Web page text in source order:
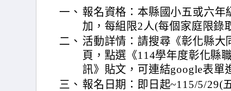
一、 報名資格：本縣國小五或六年
加，每組限2人(每個家庭限錄
二、 活動詳情：請搜尋《彰化縣大
頁，點選《114學年度彰化縣
訊》貼文，可連結google表單
三、 報名日期：即日起~115/5/29(